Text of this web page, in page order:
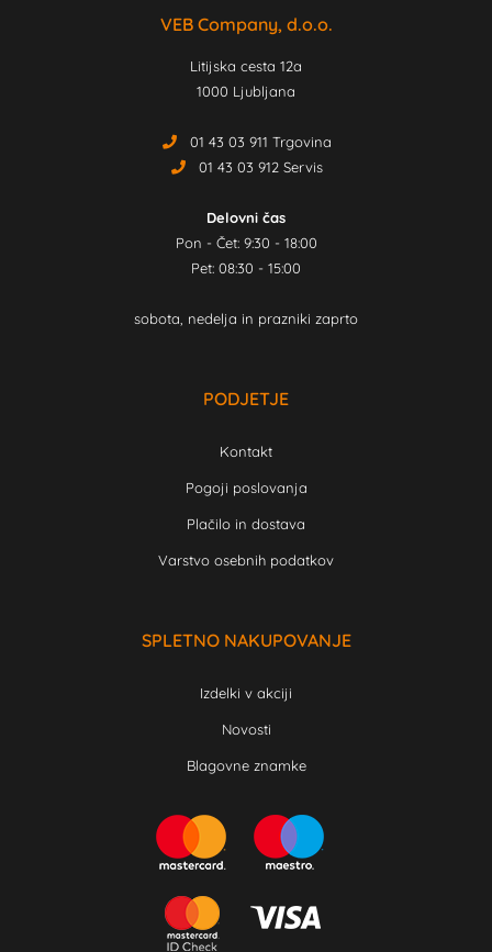
VEB Company, d.o.o.
Litijska cesta 12a
1000 Ljubljana
01 43 03 911 Trgovina
01 43 03 912 Servis
Delovni čas
Pon - Čet: 9:30 - 18:00
Pet: 08:30 - 15:00
sobota, nedelja in prazniki zaprto
PODJETJE
Kontakt
Pogoji poslovanja
Plačilo in dostava
Varstvo osebnih podatkov
SPLETNO NAKUPOVANJE
Izdelki v akciji
Novosti
Blagovne znamke